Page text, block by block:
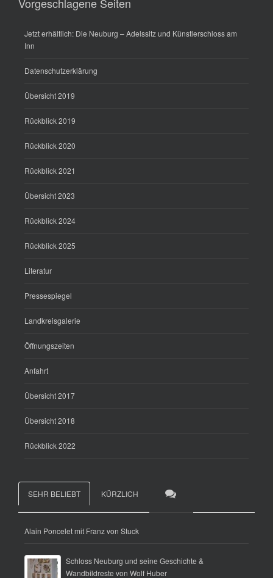
Jetzt erhältlich: Die Neuburg – Adelssitz und Künstlerschloss am
Inn
Datenschutzerklärung
Übersicht 2019
Rückblick 2019
Rückblick 2020
Rückblick 2021
Übersicht 2023
Rückblick 2024
Rückblick 2025
Literatur
Pressespiegel
Landkreisgalerie
Öffnungszeiten
Anfahrt
Übersicht 2017
Übersicht 2018
Rückblick 2022
SEHR BELIEBT KÜRZLICH
Alain Poncelet mit Franz von Stuck
Schloss Neuburg und seine Geschichte &
Wandbildreste von Wolf Huber